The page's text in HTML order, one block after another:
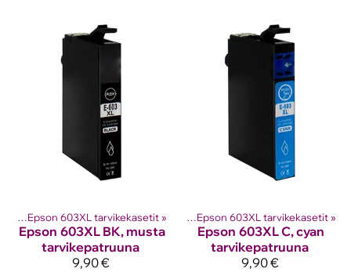
‪» Epson 603XL tarvikekasetit ‪»
Epson 603XL BK, musta
tarvikepatruuna
9,90 €
kasetit‪» Epson mustekasetit ‪» Epson 603XL tarvikekasetit ‪»
Epson 603XL C, cyan
tarvikepatruuna
9,90 €